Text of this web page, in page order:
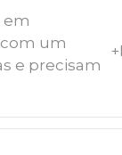
em
um
e precisam